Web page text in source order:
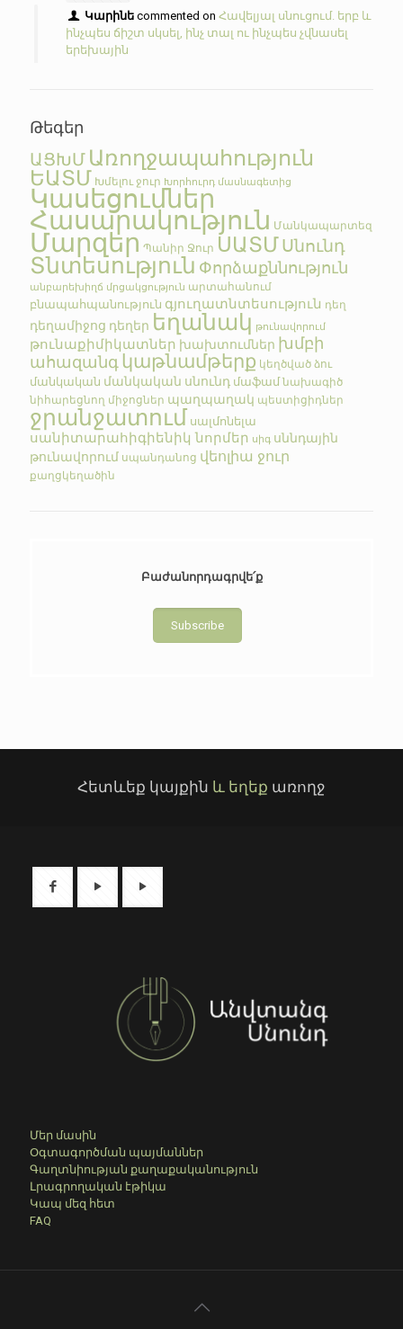
Կարինե commented onՀավելյալ սնուցում. երբ և
ինչպես ճիշտ սկսել, ինչ տալ ու ինչպես չվնասել
երեխային
Թեգեր
ԱՑԽՄ Առողջապահություն
ԵԱՏՄ Խմելու ջուր Խորհուրդ մասնագետից
Կասեցումներ
Հասարակություն Մանկապարտեզ
Մարզեր Պանիր Ջուր ՍԱՏՄՍնունդ
Տնտեսություն Փորձաքննություն
անբարեխիղճ մրցակցություն արտահանում
բնապահպանություն գյուղատնտեսություն դեղ
դեղամիջոց դեղեր եղանակ թունավորում
թունաքիմիկատներ խախտումներ խմբի
ահազանգկաթնամթերք կեղծված ձու
մանկական մանկական սնունդ մաֆամ նախագիծ
նիհարեցնող միջոցներ պաղպաղակ պեստիցիդներ
ջրանջատում սալմոնելա
սանիտարահիգիենիկ նորմեր սիգ սննդային
թունավորում սպանդանոց վեոլիա ջուր
քաղցկեղածին
Բաժանորդագրվե՛ք
Subscribe
Հետևեք կայքին և եղեք առողջ
Մեր մասին
Օգտագործման պայմաններ
Գաղտնիության քաղաքականություն
Լրագրողական էթիկա
Կապ մեզ հետ
FAQ